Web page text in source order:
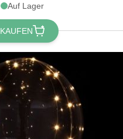
Auf Lager
KAUFEN